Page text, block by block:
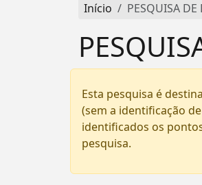
Início PESQUISA
Esta pesquisa é
(sem a identificação
identificados os
pesquisa.